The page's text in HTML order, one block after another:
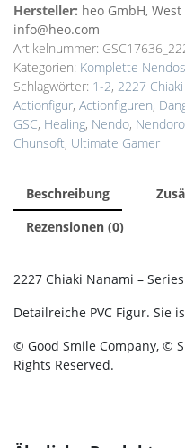
Hersteller: heo GmbH,
info@heo.com
Artikelnummer:
Kategorien: Komplette Nendos
Schlagwörter: 1-2, 2227
Actionfigur, Actionfiguren,
GSC, Healing, Nendo,
Chunsoft, Ultimate Gamer
Beschreibung
Rezensionen (0)
2227 Chiaki Nanami –
Detailreiche PVC Figur. Sie
© Good Smile Company, ©
Rights Reserved.